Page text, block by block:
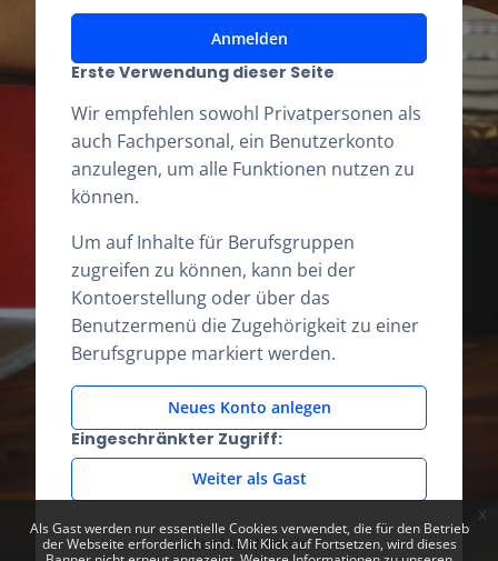
Als Gast werden nur essentielle Cookies verwendet, die für den Betrieb
der Webseite erforderlich sind. Mit Klick auf Fortsetzen, wird dieses
x
Anmelden
Erste Verwendung dieser Seite
Wir empfehlen sowohl Privatpersonen als
auch Fachpersonal, ein Benutzerkonto
anzulegen, um alle Funktionen nutzen zu
können.
Um auf Inhalte für Berufsgruppen
zugreifen zu können, kann bei der
Kontoerstellung oder über das
Benutzermenü die Zugehörigkeit zu einer
Berufsgruppe markiert werden.
Neues Konto anlegen
Eingeschränkter Zugriff:
Weiter als Gast
Cookie-Hinweis